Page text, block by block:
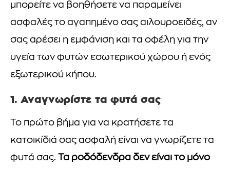
μπορείτε να βοηθήσετε να παραμείνει
ασφαλές το αγαπημένο σας αιλουροειδές, αν
σας αρέσει η εμφάνιση και τα οφέλη για την
υγεία των φυτών εσωτερικού χώρου ή ενός
εξωτερικού κήπου.
1. Αναγνωρίστε τα φυτά σας
Το πρώτο βήμα για να κρατήσετε τα
κατοικίδιά σας ασφαλή είναι να γνωρίζετε τα
φυτά σας. Τα ροδόδενδρα δεν είναι το μόνο